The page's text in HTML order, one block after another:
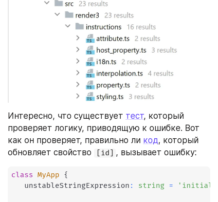
Интересно, что существует тест, который
проверяет логику, приводящую к ошибке. Вот
как он проверяет, правильно ли код, который
обновляет свойство
[id] , вызывает ошибку:
class MyApp {
   unstableStringExpression
: string = 'initial'